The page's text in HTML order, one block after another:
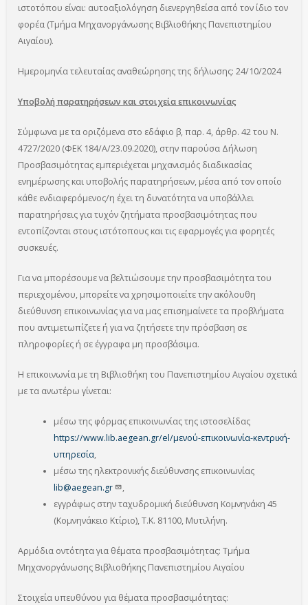
ιστοτόπου είναι: αυτοαξιολόγηση διενεργηθείσα από τον ίδιο τον
φορέα (Τμήμα Μηχανοργάνωσης Βιβλιοθήκης Πανεπιστημίου
Αιγαίου).
Ημερομηνία τελευταίας αναθεώρησης της δήλωσης: 24/10/2024
Υποβολή παρατηρήσεων και στοιχεία επικοινωνίας
Σύμφωνα με τα οριζόμενα στο εδάφιο β, παρ. 4, άρθρ. 42 του Ν.
4727/2020 (ΦΕΚ 184/Α/23.09.2020), στην παρούσα Δήλωση
Προσβασιμότητας εμπεριέχεται μηχανισμός διαδικασίας
ενημέρωσης και υποβολής παρατηρήσεων, μέσα από τον οποίο
κάθε ενδιαφερόμενος/η έχει τη δυνατότητα να υποβάλλει
παρατηρήσεις για τυχόν ζητήματα προσβασιμότητας που
εντοπίζονται στους ιστότοπους και τις εφαρμογές για φορητές
συσκευές.
Για να μπορέσουμε να βελτιώσουμε την προσβασιμότητα του
περιεχομένου, μπορείτε να χρησιμοποιείτε την ακόλουθη
διεύθυνση επικοινωνίας για να μας επισημαίνετε τα προβλήματα
που αντιμετωπίζετε ή για να ζητήσετε την πρόσβαση σε
πληροφορίες ή σε έγγραφα μη προσβάσιμα.
Η επικοινωνία με τη Βιβλιοθήκη του Πανεπιστημίου Αιγαίου σχετικά
με τα ανωτέρω γίνεται:
μέσω της φόρμας επικοινωνίας της ιστοσελίδας
https://www.lib.aegean.gr/el/μενού-επικοινωνία-κεντρική-
υπηρεσία,
μέσω της ηλεκτρονικής διεύθυνσης επικοινωνίας
lib@aegean.gr
,
εγγράφως στην ταχυδρομική διεύθυνση Κομνηνάκη 45
(Κομνηνάκειο Κτίριο), T.K. 81100, Μυτιλήνη.
Αρμόδια οντότητα για θέματα προσβασιμότητας: Τμήμα
Μηχανοργάνωσης Βιβλιοθήκης Πανεπιστημίου Αιγαίου
Στοιχεία υπευθύνου για θέματα προσβασιμότητας: